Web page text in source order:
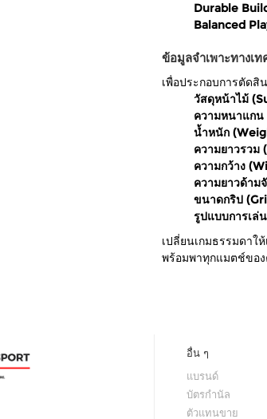
Durable
Balanced
ข้อมูลจำเพาะทางเ
เพื่อประกอบการตัดสิ
วัสดุหน้าไม้
ความหนาแกน
น้ำหนัก
ความยาวรวม
ความกว้าง
ความยาวด้าม
ขนาดกริป
รูปแบบการเล่
เปลี่ยนเกมธรรมดาใ
พร้อมพาทุกแมตช์ขอ
อื่น ๆ
แบรนด์
บัตรกำนัล
ตัวแทนขาย